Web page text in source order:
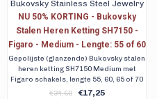
Bukovsky Stainless Steel Jewelry
NU 50% KORTING - Bukovsky
Stalen Heren Ketting SH7150 -
Figaro - Medium - Lengte: 55 of 60
cm - Breedte: 0,7 cm - Dikte: 0,2
cm - Nu al vanaf € 16,25
Gepolijste (glanzende) Bukovsky stalen
heren ketting SH7150 Medium met
Figaro schakels, lengte 55, 60, 65 of 70
cm. Met gratis
€34,50 €17,25